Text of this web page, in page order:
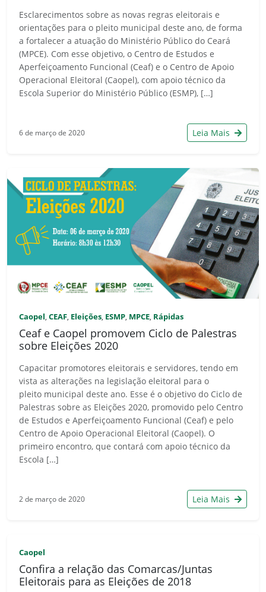
Esclarecimentos sobre as novas regras eleitorais e
orientações para o pleito municipal deste ano, de forma
a fortalecer a atuação do Ministério Público do Ceará
(MPCE). Com esse objetivo, o Centro de Estudos e
Aperfeiçoamento Funcional (Ceaf) e o Centro de Apoio
Operacional Eleitoral (Caopel), com apoio técnico da
Escola Superior do Ministério Público (ESMP), […]
6 de março de 2020 Leia Mais
Caopel, CEAF, Eleições, ESMP, MPCE, Rápidas
Ceaf e Caopel promovem Ciclo de Palestras
sobre Eleições 2020
Capacitar promotores eleitorais e servidores, tendo em
vista as alterações na legislação eleitoral para o
pleito municipal deste ano. Esse é o objetivo do Ciclo de
Palestras sobre as Eleições 2020, promovido pelo Centro
de Estudos e Aperfeiçoamento Funcional (Ceaf) e pelo
Centro de Apoio Operacional Eleitoral (Caopel). O
primeiro encontro, que contará com apoio técnico da
Escola […]
2 de março de 2020 Leia Mais
Caopel
Confira a relação das Comarcas/Juntas
Eleitorais para as Eleições de 2018